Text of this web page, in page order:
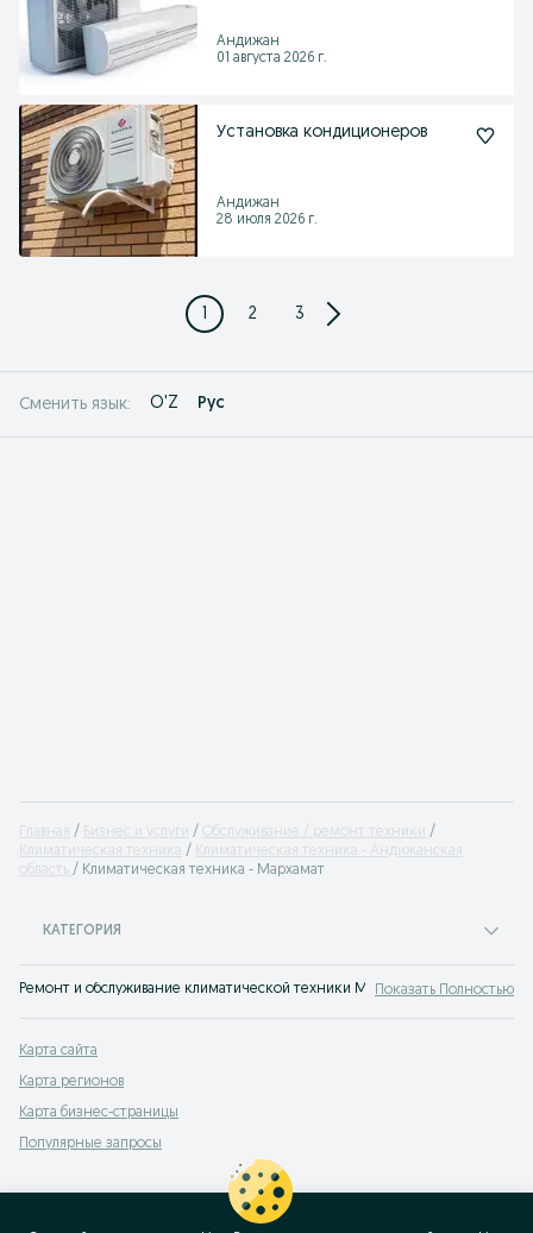
Андижан
01 августа 2026 г.
Установка кондиционеров
Андижан
28 июля 2026 г.
1 2 3
Сменить язык: O'Z Рус
Главная Бизнес и услуги
Обслуживание / ремонт техники
Климатическая техника
Климатическая техника - Андижанская
область
Климатическая техника - Мархамат
КАТЕГОРИЯ
Ремонт и обслуживание климатической техники Мархамат —Показать Полностью
Карта сайта
Карта регионов
Карта бизнес-страницы
Популярные запросы